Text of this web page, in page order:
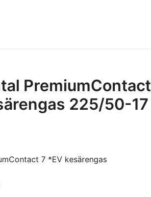
PremiumContact
225/50-17
7 *EV kesärengas